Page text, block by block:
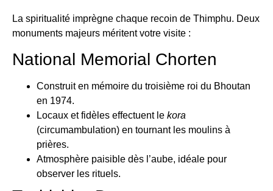
La spiritualité imprègne chaque recoin de Thimphu. Deux
monuments majeurs méritent votre visite :
National Memorial Chorten
Construit en mémoire du troisième roi du Bhoutan
en 1974.
Locaux et fidèles effectuent le kora
(circumambulation) en tournant les moulins à
prières.
Atmosphère paisible dès l’aube, idéale pour
observer les rituels.